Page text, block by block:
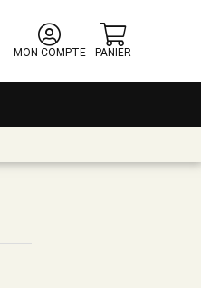
MON COMPTE
PANIER